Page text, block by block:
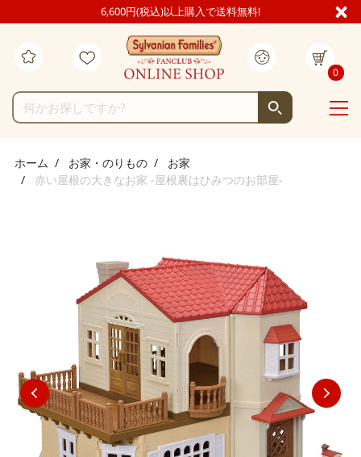
6,600円(税込)以上購入で送料無料!
0
ホーム お家・のりもの
お家
赤い屋根の大きなお家 -屋根裏はひみつのお部屋-